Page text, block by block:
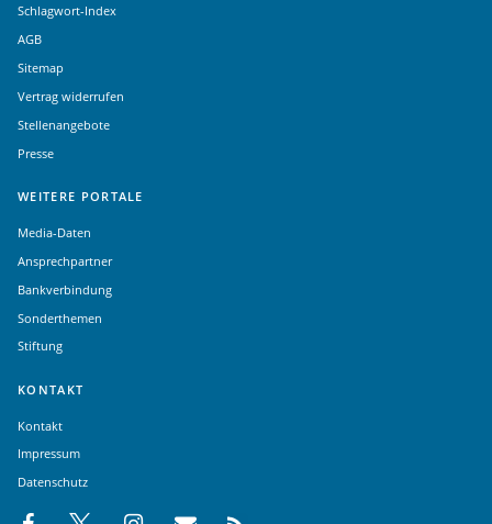
Schlagwort-Index
AGB
Sitemap
Vertrag widerrufen
Stellenangebote
Presse
WEITERE PORTALE
Media-Daten
Ansprechpartner
Bankverbindung
Sonderthemen
Stiftung
KONTAKT
Kontakt
Impressum
Datenschutz